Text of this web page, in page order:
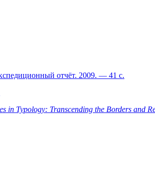
отчёт. 2009. — 41 с.
in Typology: Transcending the Borders and